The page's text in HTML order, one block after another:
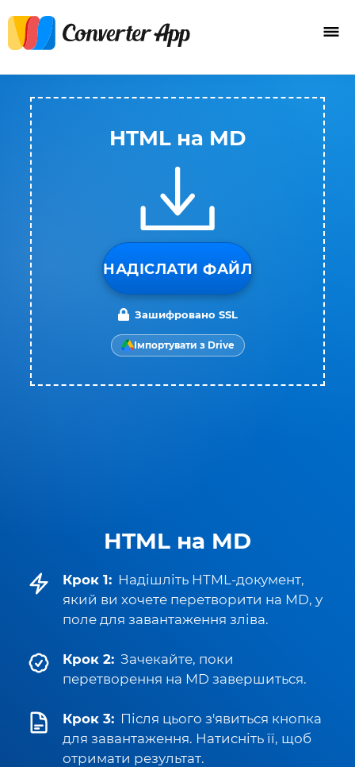
HTML на MD
Крок 1: Надішліть HTML-документ,
який ви хочете перетворити на MD, у
поле для завантаження зліва.
Крок 2: Зачекайте, поки
перетворення на MD завершиться.
Крок 3: Після цього з'явиться кнопка
для завантаження. Натисніть її, щоб
отримати результат.
HTML на MD
НАДІСЛАТИ ФАЙЛ
Зашифровано SSL
Імпортувати з Drive